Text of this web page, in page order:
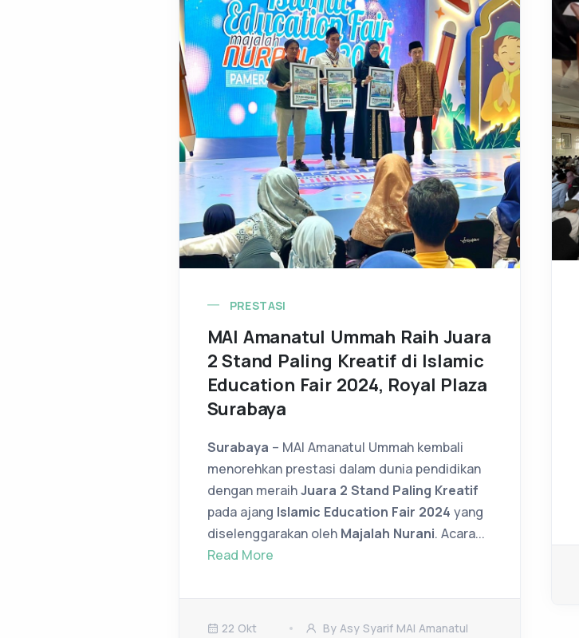
PRESTASI
MAI Amanatul Ummah Raih Juara
2 Stand Paling Kreatif di Islamic
Education Fair 2024, Royal Plaza
Surabaya
Surabaya – MAI Amanatul Ummah kembali
menorehkan prestasi dalam dunia pendidikan
dengan meraihJuara 2 Stand Paling Kreatif
pada ajang Islamic Education Fair 2024 yang
diselenggarakan oleh Majalah Nurani. Acara...
Read More
22 Okt
By Asy Syarif MAI Amanatul